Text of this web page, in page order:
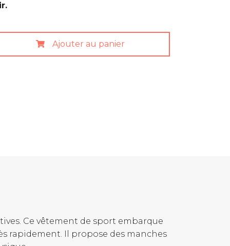
Ajouter au panier
Ce vêtement de sport embarque
rapidement. Il propose des manches